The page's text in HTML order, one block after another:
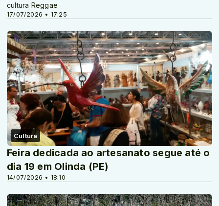
17/07/2026 • 17:25
cultura Reggae
Cultura
14/07/2026 • 18:10
Feira dedicada ao artesanato segue até o
dia 19 em Olinda (PE)